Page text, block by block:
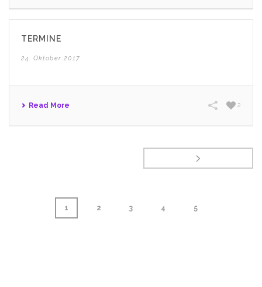
TERMINE
24. Oktober 2017
Read More 2
1 2 3 4 5